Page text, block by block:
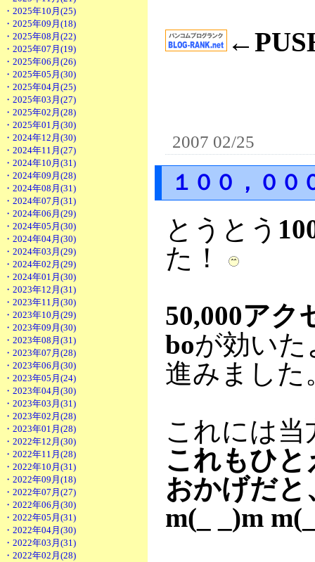
・2025年10月(25)
・2025年09月(18)
・2025年08月(22)
・2025年07月(19)
・2025年06月(26)
・2025年05月(30)
・2025年04月(25)
・2025年03月(27)
・2025年02月(28)
・2025年01月(30)
・2024年12月(30)
・2024年11月(27)
・2024年10月(31)
・2024年09月(28)
・2024年08月(31)
・2024年07月(31)
・2024年06月(29)
・2024年05月(30)
・2024年04月(30)
・2024年03月(29)
・2024年02月(29)
・2024年01月(30)
・2023年12月(31)
・2023年11月(30)
・2023年10月(29)
・2023年09月(30)
・2023年08月(31)
・2023年07月(28)
・2023年06月(30)
・2023年05月(24)
・2023年04月(30)
・2023年03月(31)
・2023年02月(28)
・2023年01月(28)
・2022年12月(30)
・2022年11月(28)
・2022年10月(31)
・2022年09月(18)
・2022年07月(27)
・2022年06月(30)
・2022年05月(31)
・2022年04月(30)
・2022年03月(31)
・2022年02月(28)
2007 02/25
１００，００
とうとう
た！
50,000アク
boが効い
進みました
これには
これもひ
おかげだと
m(_ _)m